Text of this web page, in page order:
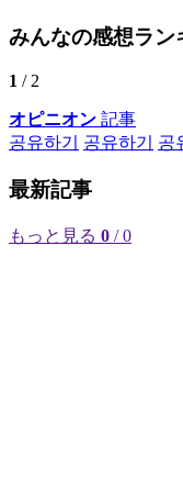
みんなの感想ラン
1 / 2
オピニオン 記事
공유하기
공유하기 공
最新記事
もっと見る 0 / 0